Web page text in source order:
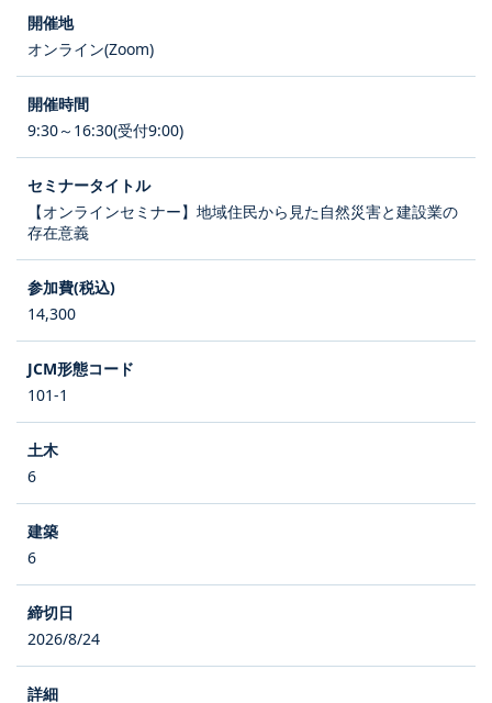
オンライン(Zoom)
9:30～16:30(受付9:00)
【オンラインセミナー】地域住民から見た自然災害と建設業の
存在意義
14,300
101-1
6
6
2026/8/24